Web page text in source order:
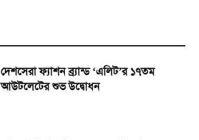
দেশসেরা ফ্যাশন ব্র্যান্ড ‘এলিট’র ১৭তম
আউটলেটের শুভ উদ্বোধন